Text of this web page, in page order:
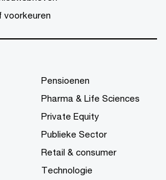
voorkeuren
Pensioenen
Pharma & Life Sciences
Private Equity
Publieke Sector
Retail & consumer
Technologie